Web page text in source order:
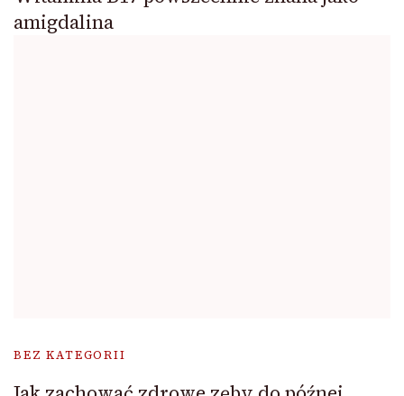
amigdalina
BEZ KATEGORII